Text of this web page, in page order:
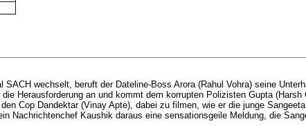
SACH wechselt, beruft der Dateline-Boss Arora (Rahul Vohra) seine
Herausforderung an und kommt dem korrupten Polizisten Gupta
Cop Dandektar (Vinay Apte), dabei zu filmen, wie er die junge
Nachrichtenchef Kaushik daraus eine sensationsgeile Meldung, die